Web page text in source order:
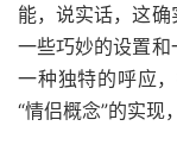
能，说实话，这
一些巧妙的设置
一种独特的呼应
“情侣概念”的实现